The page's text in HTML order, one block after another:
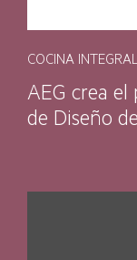
COCINA
AEG crea
de Diseño